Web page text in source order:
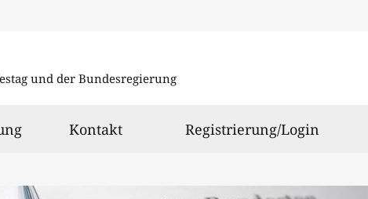
und der Bundesregierung
Kontakt Registrierung/Login